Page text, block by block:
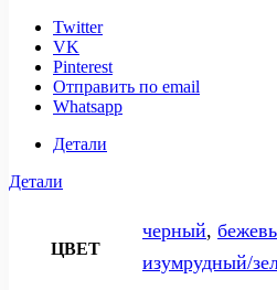
Twitter
VK
Pinterest
Отправить по email
Whatsapp
Детали
Детали
ЦВЕТ
черный,
изумрудный/